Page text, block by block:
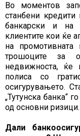
Во моментов
станбени
банкарски и на
клиентите кои ќе
на
трошоците за
недвижноста, ќе
полиса со
осигурувањето.
„Тутунска банка“
од основни ризици.
Дали